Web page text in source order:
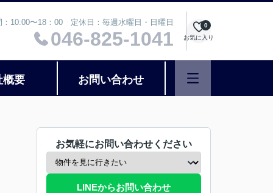
：10:00〜18：00 定休日：毎週水曜日・日曜日
046-825-1041 お気に入り
0
概要 お問い合わせ
お気軽にお問い合わせください
LINEからお問い合わせ